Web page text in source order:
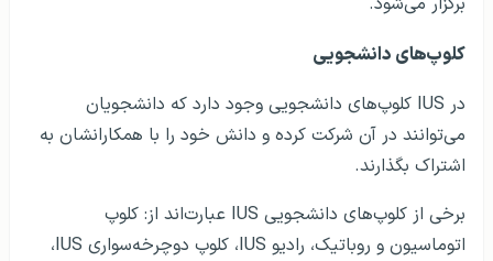
کلوپ‌های دانشجویی
در IUS کلوپ‌های دانشجویی وجود دارد که دانشجویان
می‌توانند در آن شرکت کرده و دانش خود را با همکارانشان به
اشتراک بگذارند.
برخی از کلوپ‌های دانشجویی IUS عبارت‌اند از: کلوپ
اتوماسیون و روباتیک، رادیو IUS، کلوپ دوچرخه‌سواری IUS،